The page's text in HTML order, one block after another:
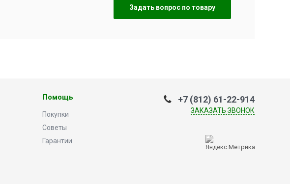
Задать вопрос по товару
Помощь
Покупки
Советы
Гарантии
+7 (812) 61-22-914
ЗАКАЗАТЬ ЗВОНОК